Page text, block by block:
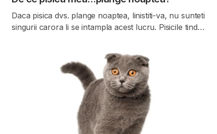
Daca pisica dvs. plange noaptea, linistiti-va, nu sunteti
singurii carora li se intampla acest lucru. Pisicile tind
diferite din viata lor. Pisoilor le place sa se joace pe
timpul noptii. Desi, adoptarea a doi pisoi in acelasi
timp este o idee excelenta (fiind chiar recomandat
pentru sanatatea si bunastarea acestora), totusi jocul
lor de la orele tarzii din noapte va poate deranja